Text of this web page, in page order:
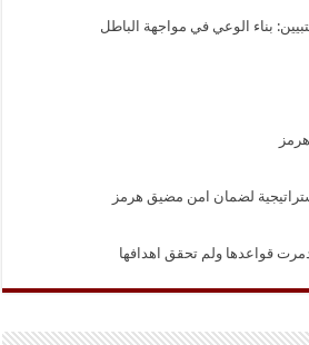
بناء الوعي في مواجهة الباطل
لضمان امن مضيق هرمز
قواعدها ولم تحقق اهدافها